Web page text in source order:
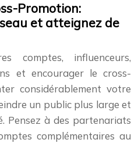
Promotion:
et atteignez de
comptes, influenceurs,
et encourager le cross-
considérablement votre
un public plus large et
Pensez à des partenariats
complémentaires au